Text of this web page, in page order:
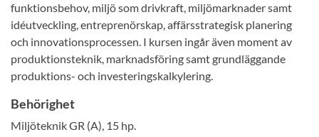
funktionsbehov, miljö som drivkraft, miljömarknader samt
idéutveckling, entreprenörskap, affärsstrategisk planering
och innovationsprocessen. I kursen ingår även moment av
produktionsteknik, marknadsföring samt grundläggande
produktions- och investeringskalkylering.
Behörighet
Miljöteknik GR (A), 15 hp.